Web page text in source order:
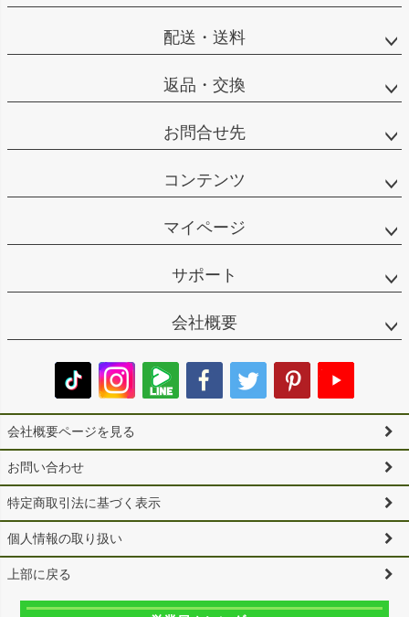
配送・送料
返品・交換
お問合せ先
コンテンツ
マイページ
サポート
会社概要
会社概要ページを見る
お問い合わせ
特定商取引法に基づく表示
個人情報の取り扱い
上部に戻る